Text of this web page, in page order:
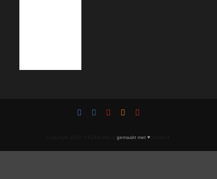
gemaakt met ♥